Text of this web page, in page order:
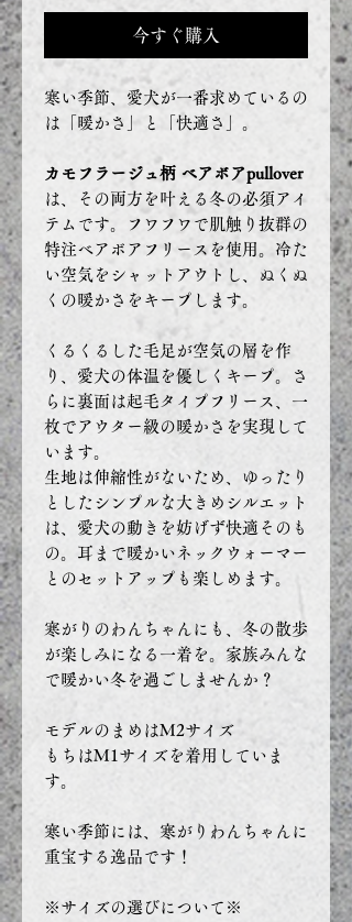
今すぐ購入
寒い季節、愛犬が一番求めているの
は「暖かさ」と「快適さ」。
カモフラージュ柄 ベアボアpullover
は、その両方を叶える冬の必須アイ
テムです。フワフワで肌触り抜群の
特注ベアボアフリースを使用。冷た
い空気をシャットアウトし、ぬくぬ
くの暖かさをキープします。
くるくるした毛足が空気の層を作
り、愛犬の体温を優しくキープ。さ
らに裏面は起毛タイプフリース、一
枚でアウター級の暖かさを実現して
います。
生地は伸縮性がないため、ゆったり
としたシンプルな大きめシルエット
は、愛犬の動きを妨げず快適そのも
の。耳まで暖かいネックウォーマー
とのセットアップも楽しめます。
寒がりのわんちゃんにも、冬の散歩
が楽しみになる一着を。家族みんな
で暖かい冬を過ごしませんか？
モデルのまめはM2サイズ
もちはM1サイズを着用していま
す。
寒い季節には、寒がりわんちゃんに
重宝する逸品です！
※サイズの選びについて※